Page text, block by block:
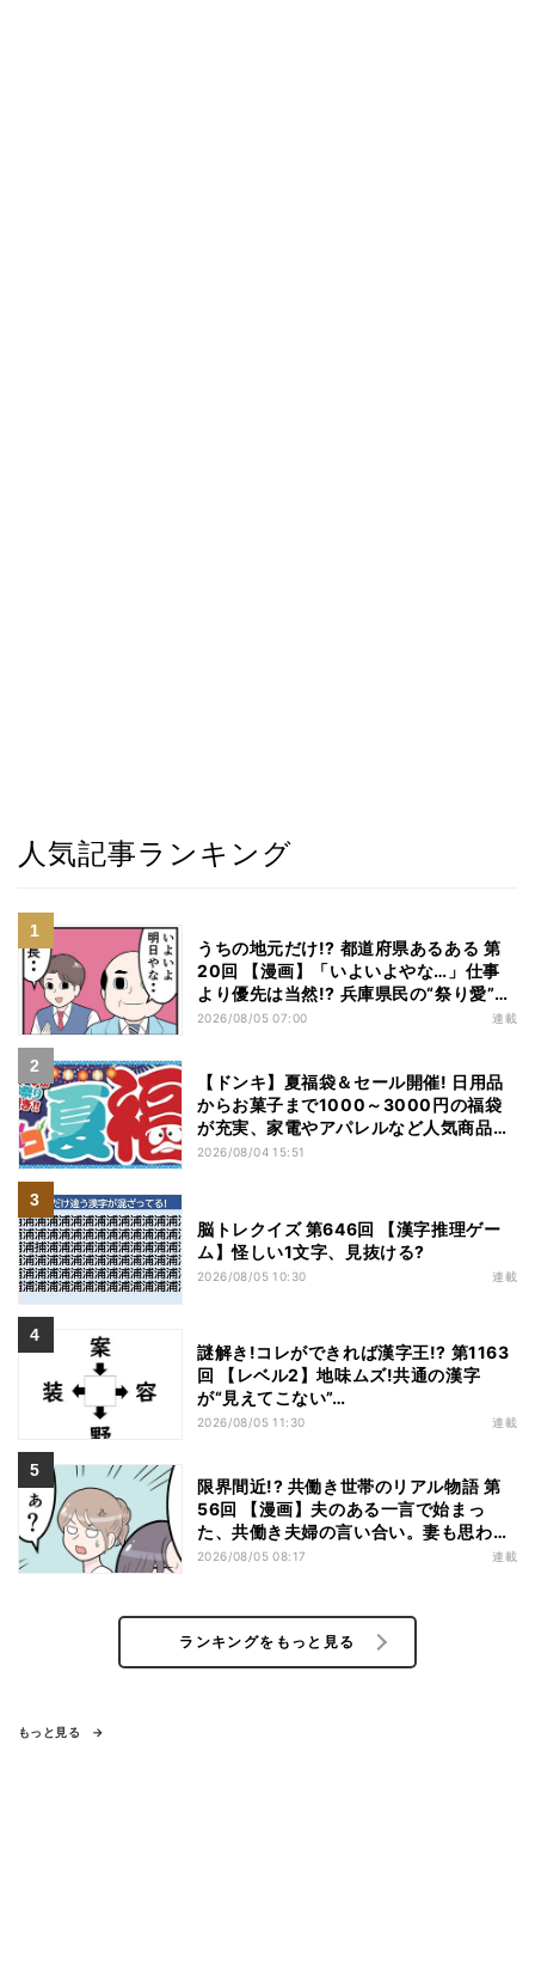
人気記事ランキング
うちの地元だけ!? 都道府県あるある 第
20回 【漫画】「いよいよやな…」仕事
より優先は当然!? 兵庫県民の“祭り愛”が
熱すぎた
2026/08/05 07:00 連載
【ドンキ】夏福袋＆セール開催! 日用品
からお菓子まで1000～3000円の福袋
が充実、家電やアパレルなど人気商品も
特価
2026/08/04 15:51
脳トレクイズ 第646回 【漢字推理ゲー
ム】怪しい1文字、見抜ける?
2026/08/05 10:30 連載
謎解き!コレができれば漢字王!? 第1163
回 【レベル2】地味ムズ!共通の漢字
が“見えてこない”…
2026/08/05 11:30 連載
限界間近!? 共働き世帯のリアル物語 第
56回 【漫画】夫のある一言で始まっ
た、共働き夫婦の言い合い。妻も思わ
ず…
2026/08/05 08:17 連載
ランキングをもっと見る
もっと見る